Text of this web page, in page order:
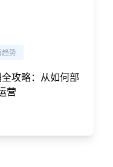
势
攻略：从如何部
营